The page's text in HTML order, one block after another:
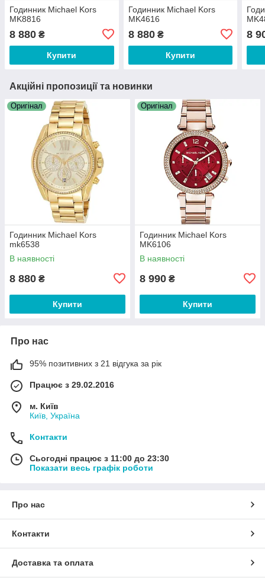
Годинник Michael Kors
MK8816
8 880 ₴
Купити
Годинник Michael Kors
MK4616
8 880₴
Купити
8
Акційні пропозиції та новинки
Оригінал
Годинник Michael Kors
mk6538
В наявності
8 880 ₴
Купити
Оригінал
Годинник Michael Kors
MK6106
В наявності
8 990 ₴
Купити
Про нас
95% позитивних з 21 відгука за рік
Працює з 29.02.2016
м. Київ
Київ, Україна
Контакти
Сьогодні працює з 11:00 до 23:30
Показати весь графік роботи
Про нас
Контакти
Доставка та оплата